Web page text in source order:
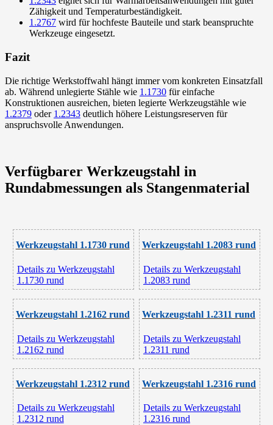
Zähigkeit und Temperaturbeständigkeit.
1.2767 wird für hochfeste Bauteile und stark beanspruchte
Werkzeuge eingesetzt.
Fazit
Die richtige Werkstoffwahl hängt immer vom konkreten Einsatzfall
ab. Während unlegierte Stähle wie 1.1730 für einfache
Konstruktionen ausreichen, bieten legierte Werkzeugstähle wie
1.2379 oder 1.2343 deutlich höhere Leistungsreserven für
anspruchsvolle Anwendungen.
Verfügbarer Werkzeugstahl in
Rundabmessungen als Stangenmaterial
Werkzeugstahl 1.1730 rund
Details zu Werkzeugstahl
1.1730 rund
Werkzeugstahl 1.2083 rund
Details zu Werkzeugstahl
1.2083 rund
Werkzeugstahl 1.2162 rund
Details zu Werkzeugstahl
1.2162 rund
Werkzeugstahl 1.2311 rund
Details zu Werkzeugstahl
1.2311 rund
Werkzeugstahl 1.2312 rund
Details zu Werkzeugstahl
1.2312 rund
Werkzeugstahl 1.2316 rund
Details zu Werkzeugstahl
1.2316 rund